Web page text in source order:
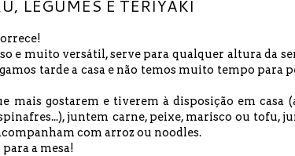
LEGUMES E TERIYAKI
e muito versátil, serve para qualquer altura da
tarde a casa e não temos muito tempo para
mais gostarem e tiverem à disposição em casa
juntem carne, peixe, marisco ou tofu,
com arroz ou noodles.
a mesa!